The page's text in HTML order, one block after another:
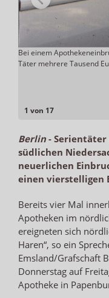
1 von 17
Bei einem
Täter mehrere Tausend
Berlin- Serientäter
südlichen
neuerlichen
einen vierstelligen
Bereits vier Mal
Apotheken im
ereigneten sich
Haren“, so ein
Emsland/Grafschaft
Donnerstag auf
Apotheke in